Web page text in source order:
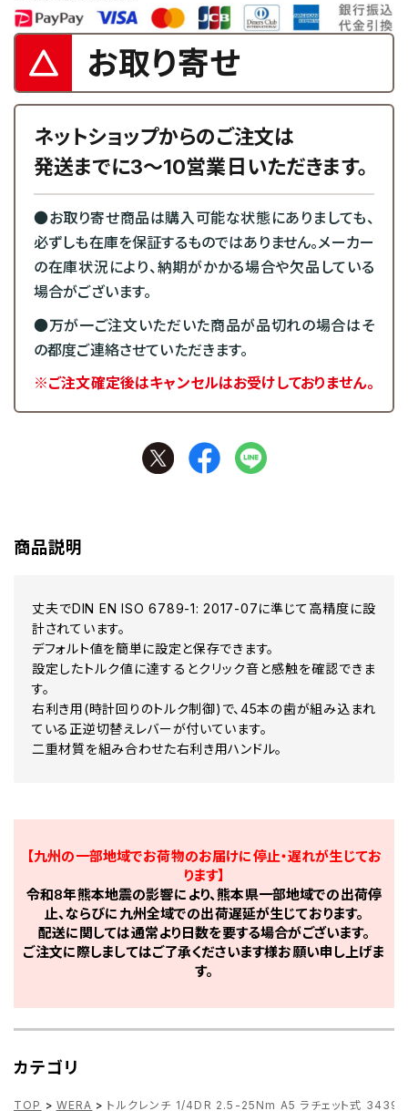
お取り寄せ
ネットショップからのご注文は
発送までに3～10営業日いただきます。
●お取り寄せ商品は購入可能な状態にありましても、
必ずしも在庫を保証するものではありません。メーカー
の在庫状況により、納期がかかる場合や欠品している
場合がございます。
●万が一ご注文いただいた商品が品切れの場合はそ
の都度ご連絡させていただきます。
※ご注文確定後はキャンセルはお受けしておりません。
商品説明
丈夫でDIN EN ISO 6789-1: 2017-07に準じて高精度に設
計されています。
デフォルト値を簡単に設定と保存できます。
設定したトルク値に達するとクリック音と感触を確認できま
す。
右利き用(時計回りのトルク制御)で、45本の歯が組み込まれ
ている正逆切替えレバーが付いています。
二重材質を組み合わせた右利き用ハンドル。
【九州の一部地域でお荷物のお届けに停止・遅れが生じてお
ります】
令和8年熊本地震の影響により、熊本県一部地域での出荷停
止、ならびに九州全域での出荷遅延が生じております。
配送に関しては通常より日数を要する場合がございます。
ご注文に際しましてはご了承くださいます様お願い申し上げま
す。
カテゴリ
TOP > WERA > トルクレンチ 1/4DR 2.5-25Nm A5 ラチェット式